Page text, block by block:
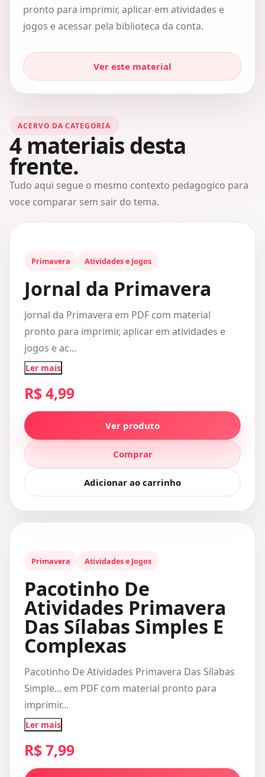
pronto para imprimir, aplicar em atividades e
jogos e acessar pela biblioteca da conta.
Ver este material
ACERVO DA CATEGORIA
4materiais desta
frente.
Tudo aqui segue o mesmo contexto pedagogico para
voce comparar sem sair do tema.
Primavera Atividades e Jogos
Jornal da Primavera
Jornal da Primavera em PDF com material
pronto para imprimir, aplicar em atividades e
jogos e ac...
Ler mais
R$ 4,99
Ver produto
Comprar
Adicionar ao carrinho
Primavera Atividades e Jogos
Pacotinho De
Atividades Primavera
Das Sílabas Simples E
Complexas
Pacotinho De Atividades Primavera Das Sílabas
Simple... em PDF com material pronto para
imprimir...
Ler mais
R$ 7,99